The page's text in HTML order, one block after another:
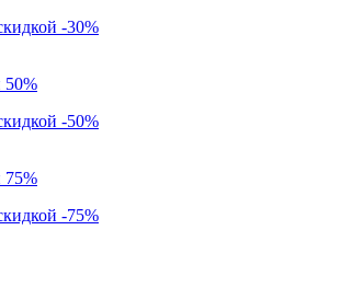
-30%
50%
-50%
75%
-75%